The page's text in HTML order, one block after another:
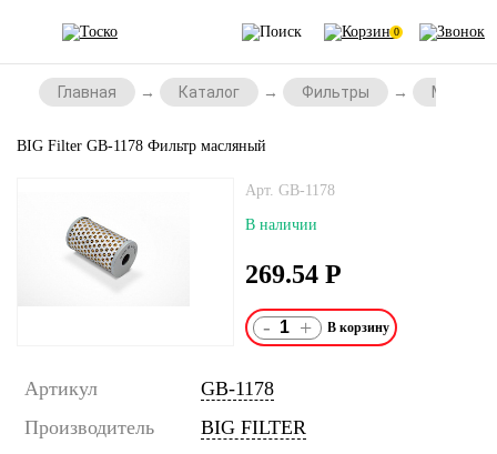
0
Главная Каталог Фильтры
BIG Filter GB-1178 Фильтр масляный
Арт. GB-1178
В наличии
269.54 Р
- +
Артикул
GB-1178
Производитель
BIG FILTER